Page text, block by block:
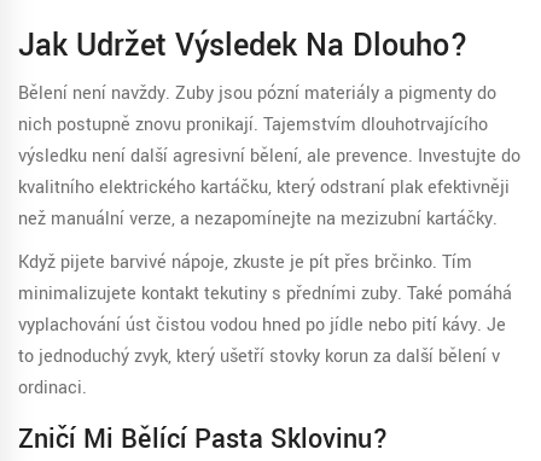
Jak Udržet Výsledek Na Dlouho?
Bělení není navždy. Zuby jsou pózní materiály a pigmenty do
nich postupně znovu pronikají. Tajemstvím dlouhotrvajícího
výsledku není další agresivní bělení, ale prevence. Investujte do
kvalitníhoelektrického kartáčku, který odstraní plak efektivněji
než manuální verze, a nezapomínejte na mezizubní kartáčky.
Když pijete barvivé nápoje, zkuste je pít přes brčinko. Tím
minimalizujete kontakt tekutiny s předními zuby. Také pomáhá
vyplachování úst čistou vodou hned po jídle nebo pití kávy. Je
to jednoduchý zvyk, který ušetří stovky korun za další bělení v
ordinaci.
Zničí Mi Bělící Pasta Sklovinu?